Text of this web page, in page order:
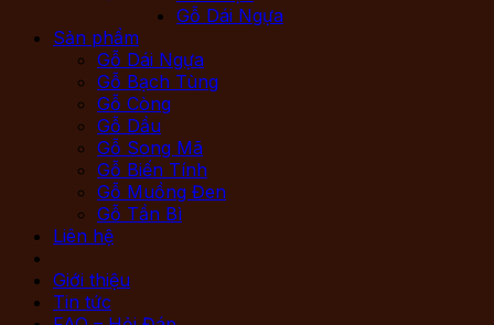
Gỗ Dái Ngựa
Sản phẩm
Gỗ Dái Ngựa
Gỗ Bạch Tùng
Gỗ Còng
Gỗ Dầu
Gỗ Song Mã
Gỗ Biến Tính
Gỗ Muồng Đen
Gỗ Tần Bì
Liên hệ
Giới thiệu
Tin tức